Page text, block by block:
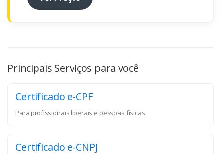
Principais Serviços para você
Certificado e-CPF
Para profissionais liberais e pessoas físicas.
Certificado e-CNPJ